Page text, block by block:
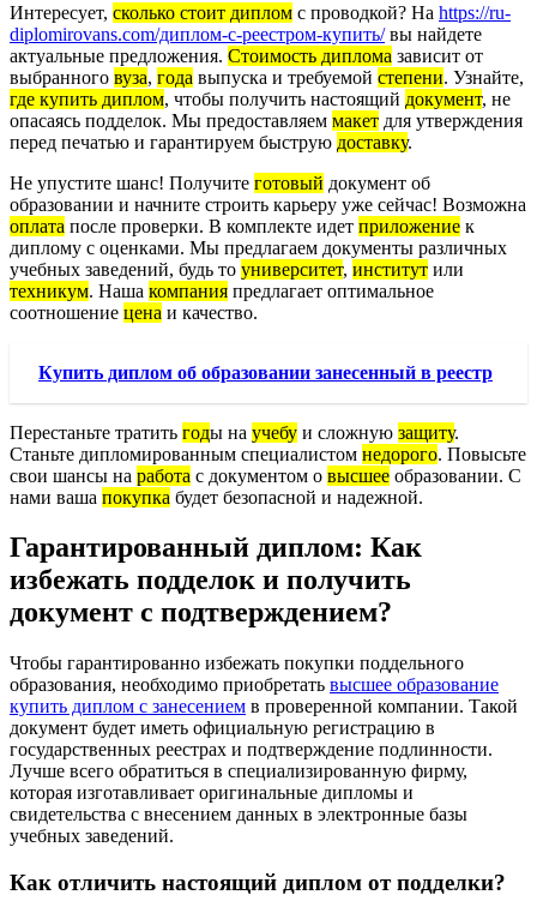
Интересует, сколько стоит диплом с проводкой? На https://ru-
diplomirovans.com/диплом-с-реестром-купить/вы найдете
актуальные предложения. Стоимость диплома зависит от
выбранного вуза, года выпуска и требуемой степени. Узнайте,
где купить диплом, чтобы получить настоящий документ, не
опасаясь подделок. Мы предоставляем макет для утверждения
перед печатью и гарантируем быструю доставку.
Не упустите шанс! Получите готовый документ об
образовании и начните строить карьеру уже сейчас! Возможна
оплата после проверки. В комплекте идет приложение к
диплому с оценками. Мы предлагаем документы различных
учебных заведений, будь то университет, институт или
техникум. Наша компания предлагает оптимальное
соотношение цена и качество.
Купить диплом об образовании занесенный в реестр
Перестаньте тратить годы на учебу и сложную защиту.
Станьте дипломированным специалистом недорого. Повысьте
свои шансы на работа с документом о высшее образовании. С
нами ваша покупка будет безопасной и надежной.
Гарантированный диплом: Как
избежать подделок и получить
документ с подтверждением?
Чтобы гарантированно избежать покупки поддельного
образования, необходимо приобретать высшее образование
купить диплом с занесением в проверенной компании. Такой
документ будет иметь официальную регистрацию в
государственных реестрах и подтверждение подлинности.
Лучше всего обратиться в специализированную фирму,
которая изготавливает оригинальные дипломы и
свидетельства с внесением данных в электронные базы
учебных заведений.
Как отличить настоящий диплом от подделки?